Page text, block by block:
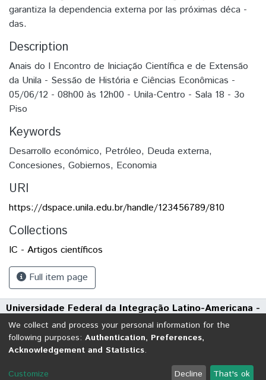
garantiza la dependencia externa por las próximas déca -
das.
Description
Anais do I Encontro de Iniciação Científica e de Extensão
da Unila - Sessão de História e Ciências Econômicas -
05/06/12 - 08h00 às 12h00 - Unila-Centro - Sala 18 - 3o
Piso
Keywords
Desarrollo económico, Petróleo, Deuda externa,
Concesiones, Gobiernos, Economia
URI
https://dspace.unila.edu.br/handle/123456789/810
Collections
IC - Artigos científicos
Full item page
Universidade Federal da Integração Latino-Americana -
UNILA
Avenida Tarquínio Joslin dos Santos, 1000 - Polo Universitário
CEP: 85870-650 | Foz do Iguaçu - Paraná
DSpace software
copyright © 2002-2026 LYRASIS
We collect and process your personal information for the
following purposes: Authentication, Preferences,
Acknowledgement and Statistics.
Customize Decline That's ok